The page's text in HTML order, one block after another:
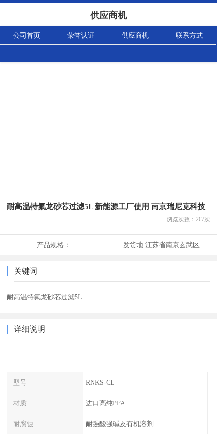
供应商机
公司首页 荣誉认证 供应商机 联系方式
耐高温特氟龙砂芯过滤5L 新能源工厂使用 南京瑞尼克科技
浏览次数： 207次
产品规格： 发货地:江苏省南京玄武区
关键词
耐高温特氟龙砂芯过滤5L
详细说明
型号 RNKS-CL
材质 进口高纯PFA
耐腐蚀 耐强酸强碱及有机溶剂